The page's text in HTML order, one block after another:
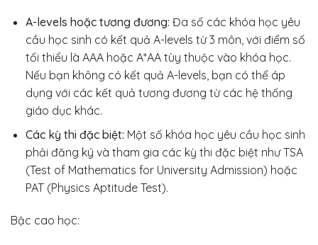
A-levels hoặc tương đương: Đa số các khóa học yêu
cầu học sinh có kết quả A-levels từ 3 môn, với điểm số
tối thiểu là AAA hoặc A*AA tùy thuộc vào khóa học.
Nếu bạn không có kết quả A-levels, bạn có thể áp
dụng với các kết quả tương đương từ các hệ thống
giáo dục khác.
Các kỳ thi đặc biệt: Một số khóa học yêu cầu học sinh
phải đăng ký và tham gia các kỳ thi đặc biệt như TSA
(Test of Mathematics for University Admission) hoặc
PAT (Physics Aptitude Test).
Bậc cao học: